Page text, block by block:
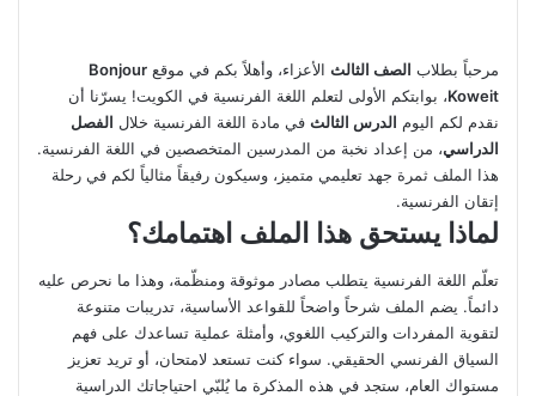
مرحباً بطلاب الصف الثالث الأعزاء، وأهلاً بكم في موقع Bonjour
Koweit، بوابتكم الأولى لتعلم اللغة الفرنسية في الكويت! يسرّنا أن
نقدم لكم اليوم الدرس الثالث في مادة اللغة الفرنسية خلال الفصل
الدراسي، من إعداد نخبة من المدرسين المتخصصين في اللغة الفرنسية.
هذا الملف ثمرة جهد تعليمي متميز، وسيكون رفيقاً مثالياً لكم في رحلة
إتقان الفرنسية.
لماذا يستحق هذا الملف اهتمامك؟
تعلّم اللغة الفرنسية يتطلب مصادر موثوقة ومنظّمة، وهذا ما نحرص عليه
دائماً. يضم الملف شرحاً واضحاً للقواعد الأساسية، تدريبات متنوعة
لتقوية المفردات والتركيب اللغوي، وأمثلة عملية تساعدك على فهم
السياق الفرنسي الحقيقي. سواء كنت تستعد لامتحان، أو تريد تعزيز
مستواك العام، ستجد في هذه المذكرة ما يُلبّي احتياجاتك الدراسية